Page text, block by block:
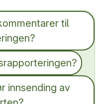
til
innsending av